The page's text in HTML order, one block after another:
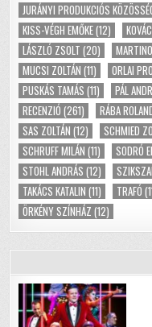
JURÁNYI PRODUKCIÓS
KISS-VÉGH EMŐKE(12)
LÁSZLÓ ZSOLT (20)
MUCSI ZOLTÁN (11) ORLAI
PUSKÁS TAMÁS (11) PÁL
RECENZIÓ (261) RÁBA
SAS ZOLTÁN (12) SCHMIED
SCHRUFF MILÁN (11) SODRÓ
STOHL ANDRÁS (12)
TAKÁCS KATALIN (11) TRAFÓ
ÖRKÉNY SZÍNHÁZ (12)